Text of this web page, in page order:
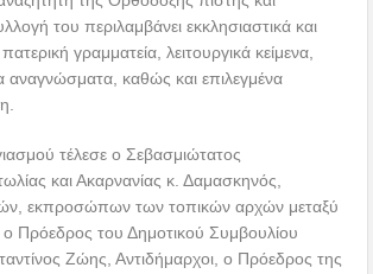
του περιλαμβάνει εκκλησιαστικά και
γραμματεία, λειτουργικά κείμενα,
αναγνώσματα, καθώς και επιλεγμένα
τέλεσε ο Σεβασμιώτατος
και Ακαρνανίας κ. Δαμασκηνός,
εκπροσώπων των τοπικών αρχών μεταξύ
Πρόεδρος του Δημοτικού Συμβουλίου
Ζώης, Αντιδήμαρχοι, ο Πρόεδρος της